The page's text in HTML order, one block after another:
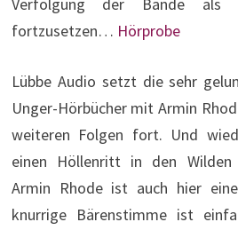
Verfolgung der Bande als
fortzusetzen… Hörprobe
Lübbe Audio setzt die sehr
Unger-Hörbücher mit Armin
weiteren Folgen fort. Und
einen Höllenritt in den Wilden
Armin Rhode ist auch hier
knurrige Bärenstimme ist